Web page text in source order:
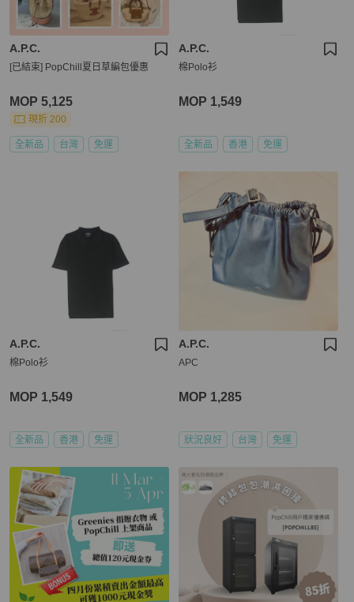
A.P.C.
[已結束] PopChill夏日草編包優惠
MOP 5,125
現折 200
全新品 台灣 免運
A.P.C.
棉Polo衫
MOP 1,549
全新品 香港 免運
A.P.C.
棉Polo衫
MOP 1,549
全新品 香港 免運
A.P.C.
APC
MOP 1,285
狀況良好 台灣 免運